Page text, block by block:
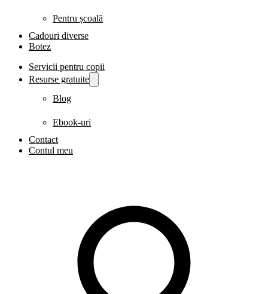
Pentru școală
Cadouri diverse
Botez
Servicii pentru copii
Resurse gratuite
Blog
Ebook-uri
Contact
Contul meu